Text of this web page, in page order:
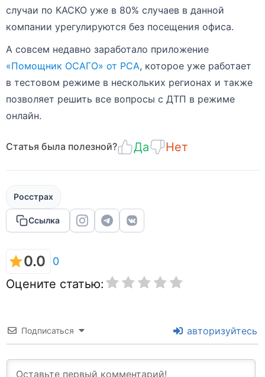
случаи по КАСКО уже в 80% случаев в данной
компании урегулируются без посещения офиса.
А совсем недавно заработало приложение
«Помощник ОСАГО» от РСА, которое уже работает
в тестовом режиме в нескольких регионах и также
позволяет решить все вопросы с ДТП в режиме
онлайн.
Статья была полезной? Да Нет
Росстрах
Ссылка
0.0 0
Оцените статью:
Подписаться авторизуйтесь